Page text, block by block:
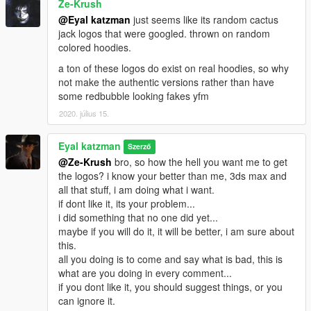
Ze-Krush
@Eyal katzman just seems like its random cactus
jack logos that were googled. thrown on random
colored hoodies.
a ton of these logos do exist on real hoodies, so why
not make the authentic versions rather than have
some redbubble looking fakes yfm
2020. július 15.
Eyal katzman Szerző
@Ze-Krush bro, so how the hell you want me to get
the logos? i know your better than me, 3ds max and
all that stuff, i am doing what i want.
if dont like it, its your problem...
i did something that no one did yet...
maybe if you will do it, it will be better, i am sure about
this.
all you doing is to come and say what is bad, this is
what are you doing in every comment...
if you dont like it, you should suggest things, or you
can ignore it.